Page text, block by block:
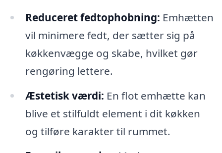
Reduceret fedtophobning: Emhætten
vil minimere fedt, der sætter sig på
køkkenvægge og skabe, hvilket gør
rengøring lettere.
Æstetisk værdi: En flot emhætte kan
blive et stilfuldt element i dit køkken
og tilføre karakter til rummet.